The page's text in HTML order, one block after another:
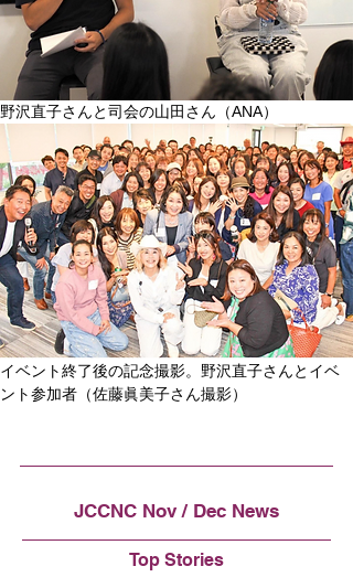
野沢直子さんと司会の山田さん（ANA）
イベント終了後の記念撮影。野沢直子さんとイベ
ント参加者（佐藤眞美子さん撮影）
JCCNC Nov / Dec News
Top Stories